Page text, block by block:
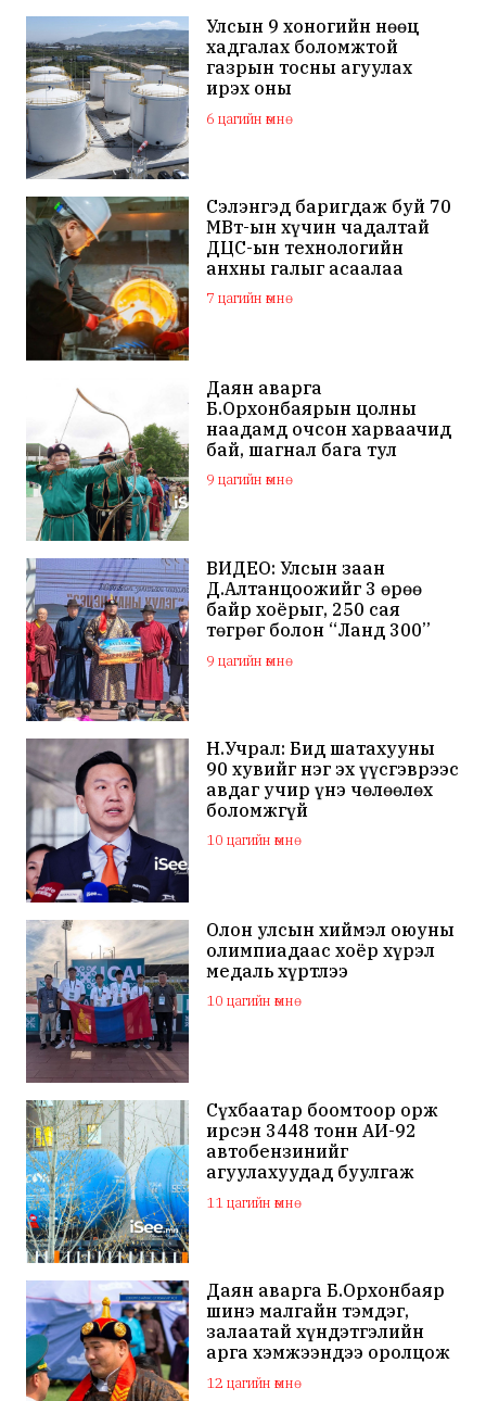
Улсын 9 хоногийн нөөц
хадгалах боломжтой
газрын тосны агуулах
ирэх оны
арванхоёрдугаар сар
ашиглалтад орно
6 цагийн өмнө
Сэлэнгэд баригдаж буй 70
МВт-ын хүчин чадалтай
ДЦС-ын технологийн
анхны галыг асаалаа
7 цагийн өмнө
Даян аварга
Б.Орхонбаярын цолны
наадамд очсон харваачид
бай, шагнал бага тул
наадамд оролцохгүй
гэдгээ мэдэгдлээ
9 цагийн өмнө
ВИДЕО: Улсын заан
Д.Алтанцоожийг 3 өрөө
байр хоёрыг, 250 сая
төгрөг болон “Ланд 300”
маркийн автомашинаар
мялаажээ
9 цагийн өмнө
Н.Учрал: Бид шатахууны
90 хувийг нэг эх үүсгэврээс
авдаг учир үнэ чөлөөлөх
боломжгүй
10 цагийн өмнө
Олон улсын хиймэл оюуны
олимпиадаас хоёр хүрэл
медаль хүртлээ
10 цагийн өмнө
Сүхбаатар боомтоор орж
ирсэн 3448 тонн АИ-92
автобензинийг
агуулахуудад буулгаж
байна
11 цагийн өмнө
Даян аварга Б.Орхонбаяр
шинэ малгайн тэмдэг,
залаатай хүндэтгэлийн
арга хэмжээндээ оролцож
байна
12 цагийн өмнө